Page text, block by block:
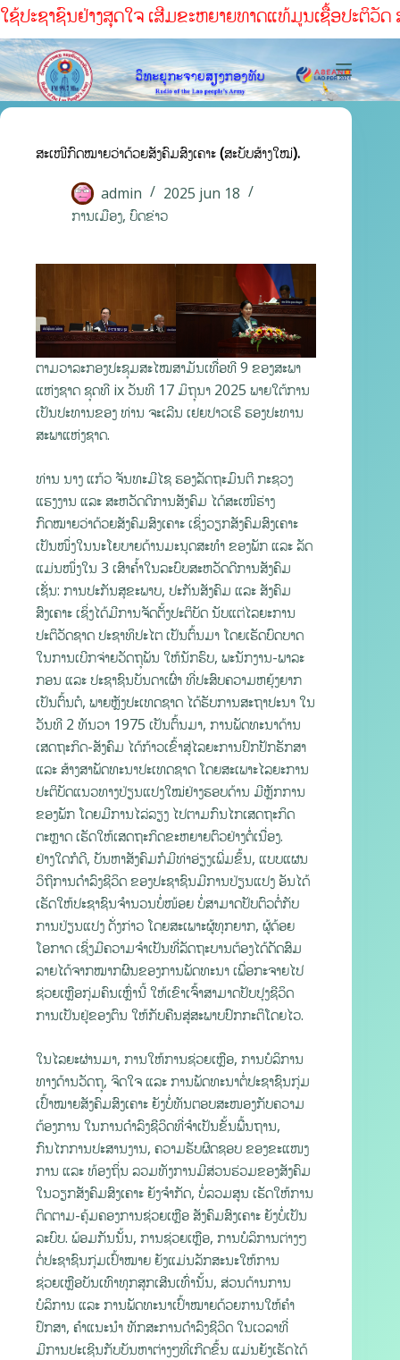
ຊາຊົນຢ່າງສຸດໃຈ ເສີມຂະຫຍາຍທາດແທ້ມູນເຊື້ອປະຕິວັດ ສໍ
ສະເໜີກົດໝາຍວ່າດ້ວຍສັງຄົມສົງເຄາະ (ສະບັບສ້າງໃໝ່).
admin
2025 jun 18
ການເມືອງ, ບົດຂ່າວ
ຕາມວາລະກອງປະຊຸມສະໄໝສາມັນເທື່ອທີ 9 ຂອງສະພາ
ແຫ່ງຊາດ ຊຸດທີ ix ວັນທີ 17 ມິຖຸນາ 2025 ພາຍໃຕ້ການ
ເປັນປະທານຂອງ ທ່ານ ຈະເລີນ ເຢຍປາວເຮີ ຮອງປະທານ
ສະພາແຫ່ງຊາດ.
ທ່ານ ນາງ ແກ້ວ ຈັນທະມີໄຊ ຮອງລັດຖະມົນຕີ ກະຊວງ
ແຮງງານ ແລະ ສະຫວັດດີການສັງຄົມ ໄດ້ສະເໜີຮ່າງ
ກົດໝາຍວ່າດ້ວຍສັງຄົມສົງເຄາະ ເຊິ່ງວຽກສັງຄົມສົງເຄາະ
ເປັນໜຶ່ງໃນນະໂຍບາຍດ້ານມະນຸດສະທຳ ຂອງພັກ ແລະ ລັດ
ແມ່ນໜຶ່ງໃນ 3 ເສົາຄໍ້າໃນລະບົບສະຫວັດດີການສັງຄົມ
ເຊັ່ນ: ການປະກັນສຸຂະພາບ, ປະກັນສັງຄົມ ແລະ ສັງຄົມ
ສົງເຄາະ ເຊິ່ງໄດ້ມີການຈັດຕັ້ງປະຕິບັດ ນັບແຕ່ໄລຍະການ
ປະຕິວັດຊາດ ປະຊາທິປະໄຕ ເປັນຕົ້ນມາ ໂດຍເຮັດບົດບາດ
ໃນການເບີກຈ່າຍວັດຖຸພັນ ໃຫ້ນັກຮົບ, ພະນັກງານ-ພາລະ
ກອນ ແລະ ປະຊາຊົນບັນດາເຜົ່າ ທີ່ປະສົບຄວາມຫຍຸ້ງຍາກ
ເປັນຕົ້ນຕໍ, ພາຍຫຼັງປະເທດຊາດ ໄດ້ຮັບການສະຖາປະນາ ໃນ
ວັນທີ 2 ທັນວາ 1975 ເປັນຕົ້ນມາ, ການພັດທະນາດ້ານ
ເສດຖະກິດ-ສັງຄົມ ໄດ້ກ້າວເຂົ້າສູ່ໄລຍະການປົກປັກຮັກສາ
ແລະ ສ້າງສາພັດທະນາປະເທດຊາດ ໂດຍສະເພາະໄລຍະການ
ປະຕິບັດແນວທາງປ່ຽນແປງໃໝ່ຢ່າງຮອບດ້ານ ມີຫຼັກການ
ຂອງພັກ ໂດຍມີການໄລ່ລຽງ ໄປຕາມກົນໄກເສດຖະກິດ
ຕະຫຼາດ ເຮັດໃຫ້ເສດຖະກິດຂະຫຍາຍຕົວຢ່າງຕໍ່ເນື່ອງ.
ຢ່າງໃດກໍດີ, ບັນຫາສັງຄົມກໍມີທ່າອ່ຽງເພີ່ມຂຶ້ນ, ແບບແຜນ
ວິຖີການດໍາລົງຊີວິດ ຂອງປະຊາຊົນມີການປ່ຽນແປງ ອັນໄດ້
ເຮັດໃຫ້ປະຊາຊົນຈໍານວນບໍ່ໜ້ອຍ ບໍ່ສາມາດປັບຕົວຕໍ່ກັບ
ການປ່ຽນແປງ ດັ່ງກ່າວ ໂດຍສະເພາະຜູ້ທຸກຍາກ, ຜູ້ດ້ອຍ
ໂອກາດ ເຊິ່ງມີຄວາມຈໍາເປັນທີ່ລັດຖະບານຕ້ອງໄດ້ດັດສົມ
ລາຍໄດ້ຈາກໝາກຜົນຂອງການພັດທະນາ ເພື່ອກະຈາຍໄປ
ຊ່ວຍເຫຼືອກຸ່ມຄົນເຫຼົ່ານີ້ ໃຫ້ເຂົາເຈົ້າສາມາດປັບປຸງຊີວິດ
ການເປັນຢູ່ຂອງຕົນ ໃຫ້ກັບຄືນສູ່ສະພາບປົກກະຕິໂດຍໄວ.
ໃນໄລຍະຜ່ານມາ, ການໃຫ້ການຊ່ວຍເຫຼືອ, ການບໍລິການ
ທາງດ້ານວັດຖຸ, ຈິດໃຈ ແລະ ການພັດທະນາຕໍ່ປະຊາຊົນກຸ່ມ
ເປົ້າໝາຍສັງຄົມສົງເຄາະ ຍັງບໍ່ທັນຕອບສະໜອງກັບຄວາມ
ຕ້ອງການ ໃນການດຳລົງຊີວິດທີ່ຈໍາເປັນຂັ້ນພື້ນຖານ,
ກົນໄກການປະສານງານ, ຄວາມຮັບຜິດຊອບ ຂອງຂະແໜງ
ການ ແລະ ທ້ອງຖິ່ນ ລວມທັງການມີສ່ວນຮ່ວມຂອງສັງຄົມ
ໃນວຽກສັງຄົມສົງເຄາະ ຍັງຈຳກັດ, ບໍ່ລວມສູນ ເຮັດໃຫ້ການ
ຕິດຕາມ-ຄຸ້ມຄອງການຊ່ວຍເຫຼືອ ສັງຄົມສົງເຄາະ ຍັງບໍ່ເປັນ
ລະບົບ. ພ້ອມກັນນັ້ນ, ການຊ່ວຍເຫຼືອ, ການບໍລິການຕ່າງໆ
ຕໍ່ປະຊາຊົນກຸ່ມເປົ້າໝາຍ ຍັງແມ່ນລັກສະນະໃຫ້ການ
ຊ່ວຍເຫຼືອບັນເທົາທຸກສຸກເສີນເທົ່ານັ້ນ, ສ່ວນດ້ານການ
ບໍລິການ ແລະ ການພັດທະນາເປົ້າໝາຍດ້ວຍການໃຫ້ຄໍາ
ປຶກສາ, ຄໍາແນະນໍາ ທັກສະການດໍາລົງຊີວິດ ໃນເວລາທີ່
ມີການປະເຊີນກັບບັນຫາຕ່າງໆທີ່ເກີດຂຶ້ນ ແມ່ນຍັງເຮັດໄດ້